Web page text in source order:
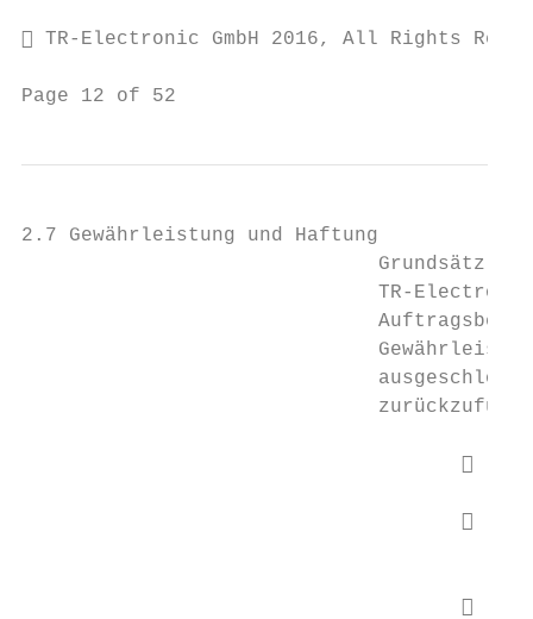
 TR-Electronic GmbH 2016, All
Page 12 of 52
2.7 Gewährleistung und Haftung
TR-


